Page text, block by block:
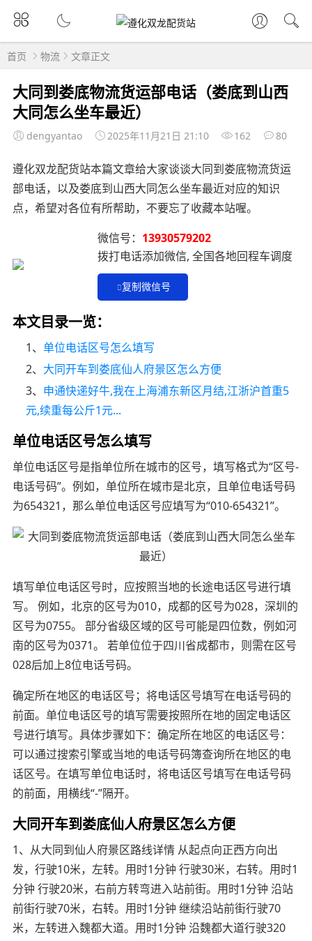
首页 物流 文章正文
大同到娄底物流货运部电话（娄底到山西
大同怎么坐车最近）
dengyantao 2025年11月21日 21:10 162 80
遵化双龙配货站本篇文章给大家谈谈大同到娄底物流货运
部电话，以及娄底到山西大同怎么坐车最近对应的知识
点，希望对各位有所帮助，不要忘了收藏本站喔。
微信号： 13930579202
拨打电话添加微信, 全国各地回程车调度
复制微信号
本文目录一览：
1、单位电话区号怎么填写
2、 大同开车到娄底仙人府景区怎么方便
3、 申通快递好牛,我在上海浦东新区月结,江浙沪首重5
元,续重每公斤1元...
单位电话区号怎么填写
单位电话区号是指单位所在城市的区号，填写格式为“区号-
电话号码”。例如，单位所在城市是北京，且单位电话号码
为654321，那么单位电话区号应填写为“010-654321”。
填写单位电话区号时，应按照当地的长途电话区号进行填
写。 例如，北京的区号为010，成都的区号为028，深圳的
区号为0755。 部分省级区域的区号可能是四位数，例如河
南的区号为0371。 若单位位于四川省成都市，则需在区号
028后加上8位电话号码。
确定所在地区的电话区号；将电话区号填写在电话号码的
前面。单位电话区号的填写需要按照所在地的固定电话区
号进行填写。具体步骤如下：确定所在地区的电话区号：
可以通过搜索引擎或当地的电话号码簿查询所在地区的电
话区号。在填写单位电话时，将电话区号填写在电话号码
的前面，用横线“-”隔开。
大同开车到娄底仙人府景区怎么方便
1、从大同到仙人府景区路线详情 从起点向正西方向出
发，行驶10米，左转。用时1分钟 行驶30米，右转。用时1
分钟 行驶20米，右前方转弯进入站前街。用时1分钟 沿站
前街行驶70米，右转。用时1分钟 继续沿站前街行驶70
米，左转进入魏都大道。用时1分钟 沿魏都大道行驶320